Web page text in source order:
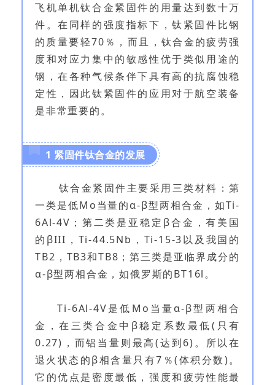
飞机单机钛合金紧固件的用量达到数十万
件。在同样的强度指标下，钛紧固件比钢
的质量要轻70％，而且，钛合金的疲劳强
度和对应力集中的敏感性优于类似用途的
钢，在各种气候条伴下具有高的抗腐蚀稳
定性，因此钛紧固件的应用对于航空装备
是非常重要的。
1 紧固件钛合金的发展
钛合金紧固件主要采用三类材料：第
一类是低Mo当量的α-β型两相合金，如Ti-
6Al-4V；第二类是亚稳定β合金，有美国
的βIII，Ti-44.5Nb，Ti-15-3以及我国的
TB2，TB3和TB8；第三类是亚临界成分的
α-β型两相合金，如俄罗斯的BT16l。
Ti-6Al-4V是低Mo当量α-β型两相合
金，在三类合金中β稳定系数最低(只有
0.27)，而铝当量则最高(达到6)。所以在
退火状态的β相含量只有7％(体积分数)。
它的优点是密度最低，强度和疲劳性能最